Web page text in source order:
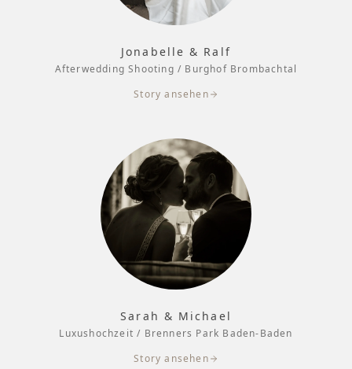
Jonabelle & Ralf
Afterwedding Shooting / Burghof Brombachtal
Story ansehen
Sarah & Michael
Luxushochzeit / Brenners Park Baden-Baden
Story ansehen